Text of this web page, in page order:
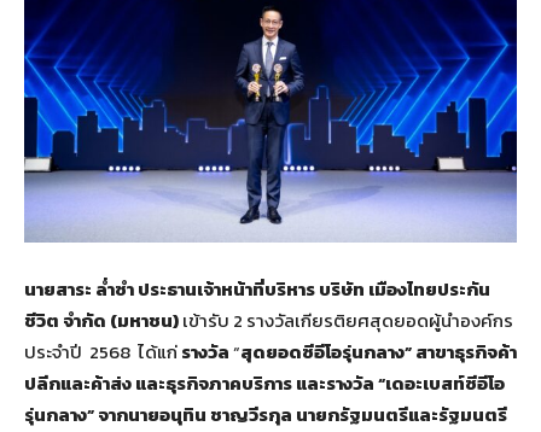
นายสาระ ล่ำซำ ประธานเจ้าหน้าที่บริหารบริษัท เมืองไทยประกัน
ชีวิต จำกัด (มหาชน)เข้ารับ 2 รางวัลเกียรติยศสุดยอดผู้นำองค์กร
ประจำปี 2568 ได้แก่รางวัล“สุดยอดซีอีโอรุ่นกลาง”สาขาธุรกิจค้า
ปลีกและค้าส่ง และธุรกิจภาคบริการ และรางวัล “เดอะเบสท์ซีอีโอ
รุ่นกลาง” จากนายอนุทิน ชาญวีรกุล นายกรัฐมนตรีและรัฐมนตรี